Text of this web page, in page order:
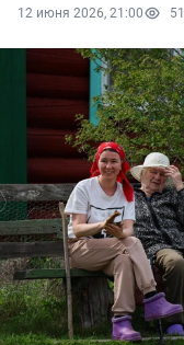
12 июня 2026, 21:00